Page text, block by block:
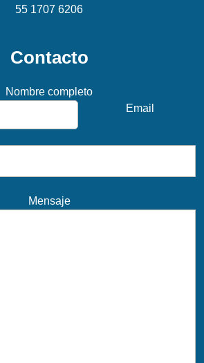
55 1707 6206
Contacto
Nombre completo
Email
Mensaje